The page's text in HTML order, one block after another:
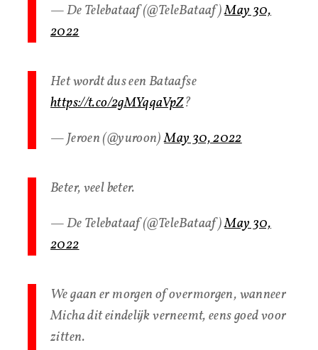
— De Telebataaf (@TeleBataaf)May 30,
2022
Het wordt dus een Bataafse
https://t.co/2gMYqqaVpZ?
— Jeroen (@yuroon)May 30, 2022
Beter, veel beter.
— De Telebataaf (@TeleBataaf)May 30,
2022
We gaan er morgen of overmorgen, wanneer
Micha dit eindelijk verneemt, eens goed voor
zitten.